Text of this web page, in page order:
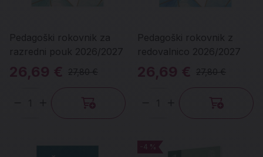
Pedagoški rokovnik za
razredni pouk 2026/2027
26,69 € 27,80 €
Pedagoški rokovnik z
redovalnico 2026/2027
26,69 € 27,80 €
-4 %
-4 %